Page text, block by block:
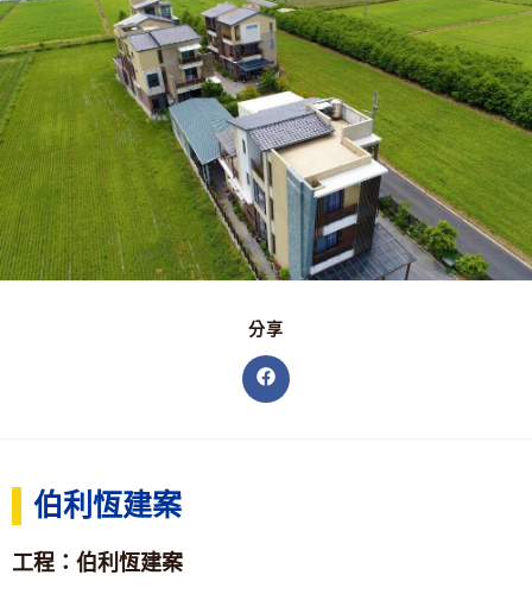
分享
伯利恆建案
工程：伯利恆建案